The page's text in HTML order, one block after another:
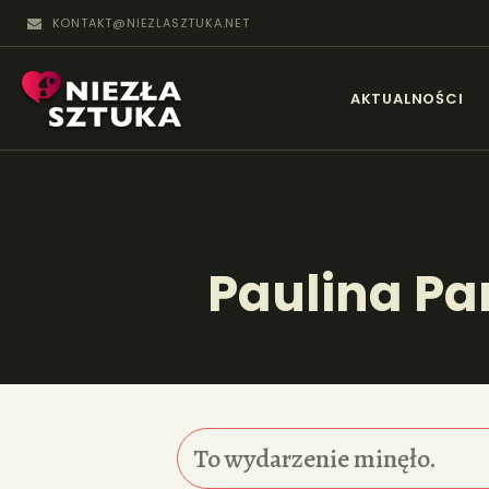
KONTAKT@NIEZLASZTUKA.NET
AKTUALNOŚCI
Paulina
To wydarzenie minęło.